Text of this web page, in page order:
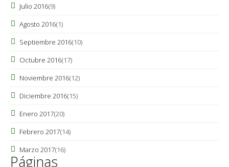
Julio 2016(9)
Agosto 2016(1)
Septiembre 2016(10)
Octubre 2016(17)
Noviembre 2016(12)
Diciembre 2016(15)
Enero 2017(20)
Febrero 2017(14)
Marzo 2017(16)
Páginas